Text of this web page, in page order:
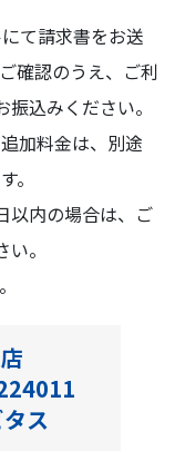
て請求書をお送
確認のうえ、ご利
込みください。
加料金は、別途
。
以内の場合は、ご
。
ス